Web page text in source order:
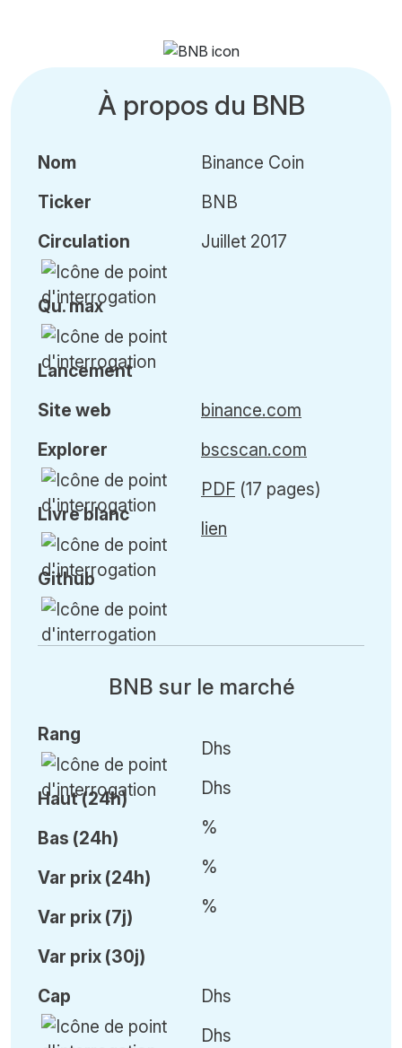
À propos du BNB
Nom
Ticker
Circulation
Qu.max
Lancement
Binance Coin
BNB
Juillet 2017
Site web
Explorer
Livre blanc
Github
binance.com
bscscan.com
PDF (17 pages)
lien
BNB sur le marché
Rang
Haut (24h)
Bas (24h)
Var prix (24h)
Var prix (7j)
Var prix (30j)
Dhs
Dhs
%
%
%
Cap
Dhs
Dhs